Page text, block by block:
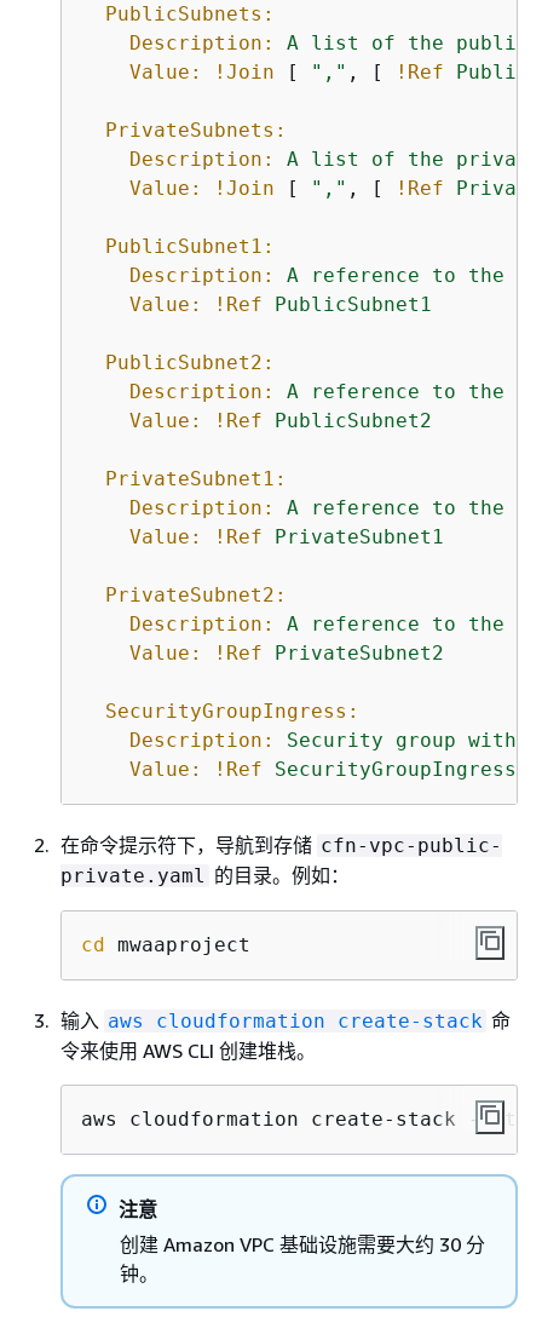
PublicSubnets:
Description:
A list of the public
Value:
!Join [ "," , [ !Ref
PrivateSubnets:
Description:
A list of the
private
Value:
!Join [ "," , [ !Ref
PublicSubnet1:
Description:
A reference to the
Value:
!Ref PublicSubnet1
PublicSubnet2:
Description:
A reference to the
Value:
!Ref PublicSubnet2
PrivateSubnet1:
Description:
A reference to the
Value:
!Ref PrivateSubnet1
PrivateSubnet2:
Description:
A reference to the
Value:
!Ref PrivateSubnet2
SecurityGroupIngress:
Description:
Security group with
Value:
!Ref SecurityGroupIngress
在命令提示符下，导航到存储 cfn-vpc-public-
private.yaml
的目录。例如：
cd mwaaproject
输入 aws cloudformation create-stack 命
令来使用 AWS CLI 创建堆栈。
aws cloudformation create-stack --
注意
创建 Amazon VPC 基础设施需要大约 30 分
钟。